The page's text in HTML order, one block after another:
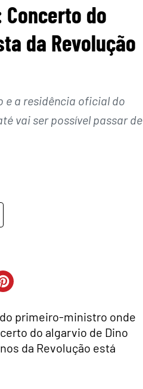
do
da Revolução
e a residência oficial do
vai ser possível passar de
primeiro-ministro onde
do algarvio de Dino
da Revolução está